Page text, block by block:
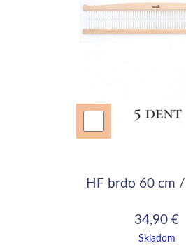
HF brdo 60 cm
34,90 €
Skladom